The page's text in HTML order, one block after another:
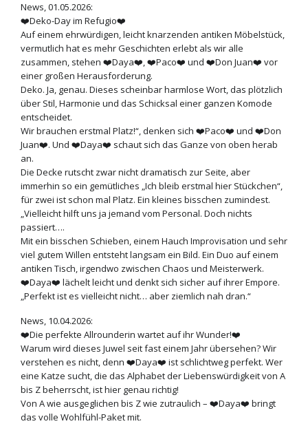
News, 01.05.2026:
❤️Deko-Day im Refugio❤️
Auf einem ehrwürdigen, leicht knarzenden antiken Möbelstück,
vermutlich hat es mehr Geschichten erlebt als wir alle
zusammen, stehen ❤️Daya❤️, ❤️Paco❤️ und ❤️Don Juan❤️ vor
einer großen Herausforderung.
Deko. Ja, genau. Dieses scheinbar harmlose Wort, das plötzlich
über Stil, Harmonie und das Schicksal einer ganzen Komode
entscheidet.
Wir brauchen erstmal Platz!“, denken sich ❤️Paco❤️ und ❤️Don
Juan❤️. Und ❤️Daya❤️ schaut sich das Ganze von oben herab
an.
Die Decke rutscht zwar nicht dramatisch zur Seite, aber
immerhin so ein gemütliches „Ich bleib erstmal hier Stückchen“,
für zwei ist schon mal Platz. Ein kleines bisschen zumindest.
„Vielleicht hilft uns ja jemand vom Personal. Doch nichts
passiert….
Mit ein bisschen Schieben, einem Hauch Improvisation und sehr
viel gutem Willen entsteht langsam ein Bild. Ein Duo auf einem
antiken Tisch, irgendwo zwischen Chaos und Meisterwerk.
❤️Daya❤️ lächelt leicht und denkt sich sicher auf ihrer Empore.
„Perfekt ist es vielleicht nicht… aber ziemlich nah dran.“
News, 10.04.2026:
❤️Die perfekte Allrounderin wartet auf ihr Wunder!❤️
Warum wird dieses Juwel seit fast einem Jahr übersehen? Wir
verstehen es nicht, denn ❤️Daya❤️ ist schlichtweg perfekt. Wer
eine Katze sucht, die das Alphabet der Liebenswürdigkeit von A
bis Z beherrscht, ist hier genau richtig!
Von A wie ausgeglichen bis Z wie zutraulich – ❤️Daya❤️ bringt
das volle Wohlfühl-Paket mit.